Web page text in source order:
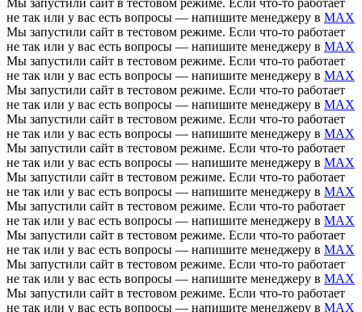
Мы запустили сайт в тестовом режиме. Если что-то работает
не так или у вас есть вопросы — напишите менеджеру в MAX
Мы запустили сайт в тестовом режиме. Если что-то работает
не так или у вас есть вопросы — напишите менеджеру в MAX
Мы запустили сайт в тестовом режиме. Если что-то работает
не так или у вас есть вопросы — напишите менеджеру в MAX
Мы запустили сайт в тестовом режиме. Если что-то работает
не так или у вас есть вопросы — напишите менеджеру в MAX
Мы запустили сайт в тестовом режиме. Если что-то работает
не так или у вас есть вопросы — напишите менеджеру в MAX
Мы запустили сайт в тестовом режиме. Если что-то работает
не так или у вас есть вопросы — напишите менеджеру в MAX
Мы запустили сайт в тестовом режиме. Если что-то работает
не так или у вас есть вопросы — напишите менеджеру в MAX
Мы запустили сайт в тестовом режиме. Если что-то работает
не так или у вас есть вопросы — напишите менеджеру в MAX
Мы запустили сайт в тестовом режиме. Если что-то работает
не так или у вас есть вопросы — напишите менеджеру в MAX
Мы запустили сайт в тестовом режиме. Если что-то работает
не так или у вас есть вопросы — напишите менеджеру в MAX
Мы запустили сайт в тестовом режиме. Если что-то работает
не так или у вас есть вопросы — напишите менеджеру в MAX